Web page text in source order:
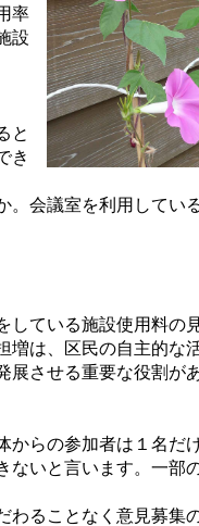
率
設
と
き
会議室を利用してい
ている施設使用料の
は、区民の自主的な
させる重要な役割があ
らの参加者は１名だ
ないと言います。一部
ることなく意見募集